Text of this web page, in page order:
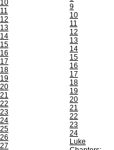
10
11
12
13
14
15
16
17
18
19
20
21
22
23
24
25
26
27
9
10
11
12
13
14
15
16
17
18
19
20
21
22
23
24
Luke